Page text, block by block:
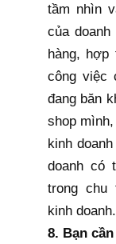
tầm nhìn
của doanh
hàng, hợp
công việc
đang băn
shop
kinh
doanh có
trong chu
kinh doanh.
8. Bạn